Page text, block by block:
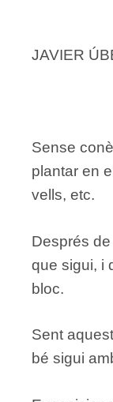
JAVIER
Sense
plantar en
vells, etc.
Després
que sigui, i
bloc.
Sent
bé sigui